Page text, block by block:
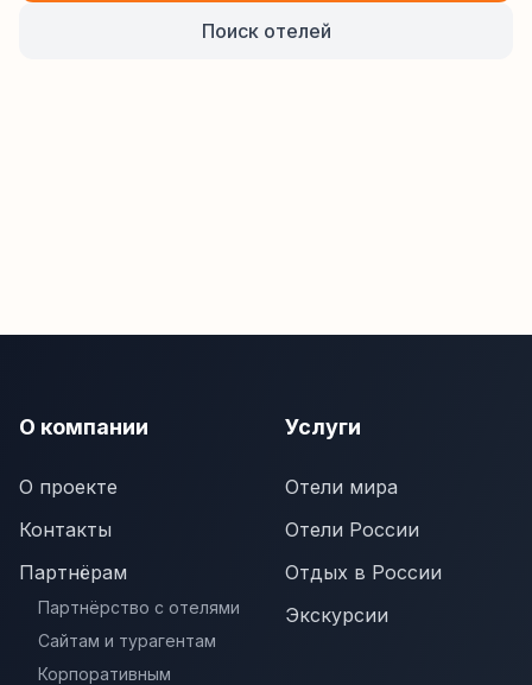
Поиск отелей
О компании
О проекте
Контакты
Партнёрам
Партнёрство с отелями
Сайтам и турагентам
Корпоративным
Услуги
Отели мира
Отели России
Отдых в России
Экскурсии